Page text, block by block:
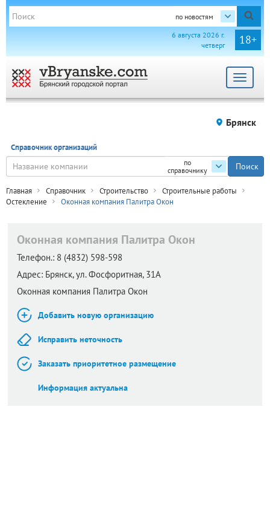
по новостям
18+
6 августа 2026 г.
четверг
Toggle
Брянск
Справочник организаций
по
справочнику
Главная Справочник Строительство
Строительные работы
Остекление
Оконная компания Палитра Окон
Оконная компания Палитра Окон
Телефон.: 8 (4832) 598-598
Адрес: Брянск,ул. Фосфоритная, 31А
Оконная компания Палитра Окон
Добавить новую организацию
Исправить неточность
Заказать приоритетное размещение
Информация актуальна